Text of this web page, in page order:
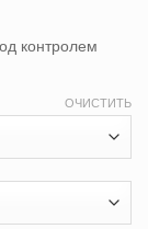
контролем
ОЧИСТИТЬ